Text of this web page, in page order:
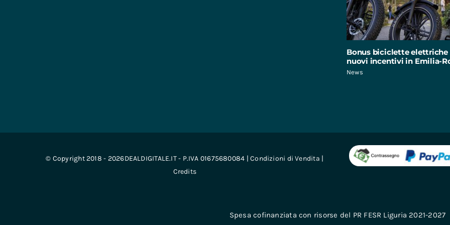
Bonus biciclette elettriche
nuovi incentivi in Emilia-
News
© Copyright 2018 - 2026DEALDIGITALE.IT - P.IVA 01675680084 |Condizioni di Vendita |
Credits
Spesa cofinanziata con risorse del PR FESR Liguria 2021-2027